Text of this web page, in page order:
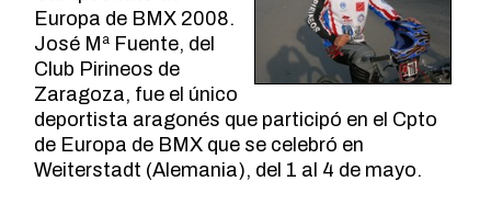
Europa de BMX 2008.
José Mª Fuente, del
Club Pirineos de
Zaragoza, fue el único
deportista aragonés que participó en el Cpto
de Europa de BMX que se celebró en
Weiterstadt (Alemania), del 1 al 4 de mayo.